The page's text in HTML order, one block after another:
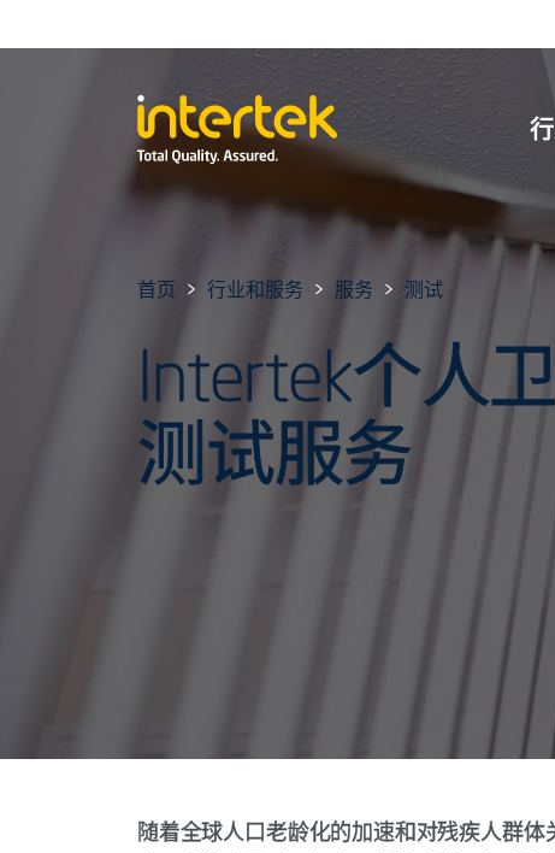
首页 行业和服务 服务 测试
Intertek个人
测试服务
随着全球人口老龄化的加速和对残疾人群